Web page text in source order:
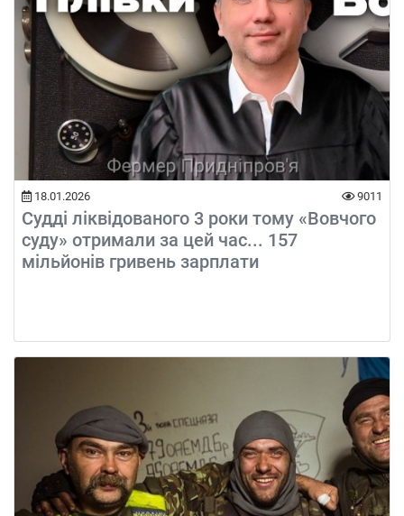
18.01.2026 9011
Судді ліквідованого 3 роки тому «Вовчого
суду» отримали за цей час... 157
мільйонів гривень зарплати